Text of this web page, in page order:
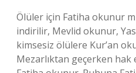
Ölüler için Fatiha okunur
indirilir, Mevlid okunur,
kimsesiz ölülere Kur’an
Mezarlıktan geçerken hak